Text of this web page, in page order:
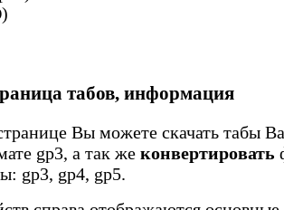
табов, информация
Вы можете скачать табы
gp3, а так же конвертировать
gp3, gp4, gp5.